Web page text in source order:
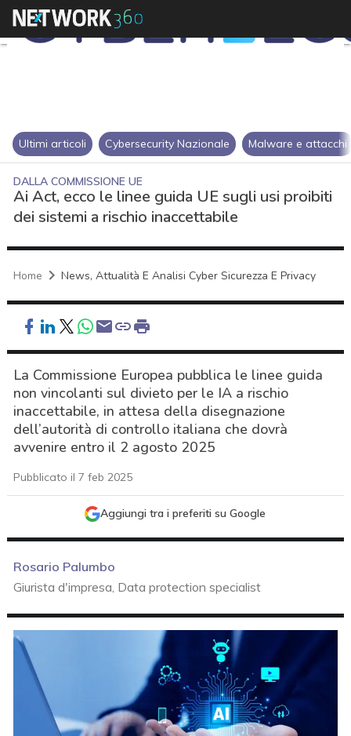
Ultimi articoli Cybersecurity Nazionale Malware e attacchi
DALLA COMMISSIONE UE
Ai Act, ecco le linee guida UE sugli usi proibiti
dei sistemi a rischio inaccettabile
Home News, Attualità E Analisi Cyber Sicurezza E Privacy
La Commissione Europea pubblica le linee guida
non vincolanti sul divieto per le IA a rischio
inaccettabile, in attesa della disegnazione
dell’autorità di controllo italiana che dovrà
avvenire entro il 2 agosto 2025
Pubblicato il 7 feb 2025
Aggiungi tra i preferiti su Google
Rosario Palumbo
Giurista d'impresa, Data protection specialist